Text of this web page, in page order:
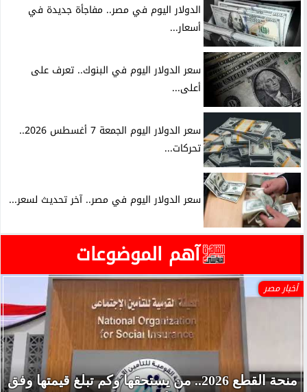
الدولار اليوم في مصر.. مفاجأة جديدة في
أسعار...
سعر الدولار اليوم في البنوك.. تعرف على
أعلى...
سعر الدولار اليوم الجمعة 7 أغسطس 2026..
تحركات...
سعر الدولار اليوم في مصر.. آخر تحديث لسعر...
آهم الموضوعات
أخبار مصر
منحة القطع 2026.. من يستحقها وكم تبلغ قيمتها وفق